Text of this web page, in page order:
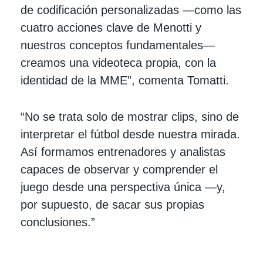
de codificación personalizadas —como las
cuatro acciones clave de Menotti y
nuestros conceptos fundamentales—
creamos una videoteca propia, con la
identidad de la MME”, comenta Tomatti.
“No se trata solo de mostrar clips, sino de
interpretar el fútbol desde nuestra mirada.
Así formamos entrenadores y analistas
capaces de observar y comprender el
juego desde una perspectiva única —y,
por supuesto, de sacar sus propias
conclusiones.”